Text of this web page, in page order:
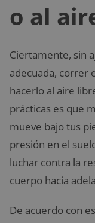
o al
Ciertamente, sin
adecuada, correr
hacerlo al aire
prácticas es que
mueve bajo tus
presión en el
luchar contra la
cuerpo hacia
De acuerdo con